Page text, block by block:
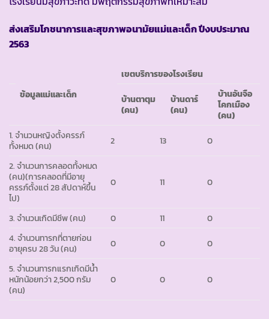
ส่งเสริมโภชนาการและสุขภาพอนามัยแม่และเด็กปีงบประมาณ
2563
ข้อมูลแม่และเด็ก
เขตบริการของโรงเรียน
บ้านตาตุม
(คน)
บ้านดาร์
(คน)
บ้านอันจือ
โคกเมือง
(คน)
1. จำนวนหญิงตั้งครรภ์
ทั้งหมด (คน)
2 13
0
2. จำนวนการคลอดทั้งหมด
(คน)(การคลอดที่มีอายุ
ครรภ์ตั้งแต่ 28 สัปดาห์ขึ้น
ไป)
0 11 0
3. จำนวนเกิดมีชีพ (คน) 0 11
0
4. จำนวนทารกที่ตายก่อน
อายุครบ 28 วัน (คน)
0 0
0
5. จำนวนทารกแรกเกิดมีน้ำ
หนักน้อยกว่า 2,500 กรัม
(คน)
0 0 0